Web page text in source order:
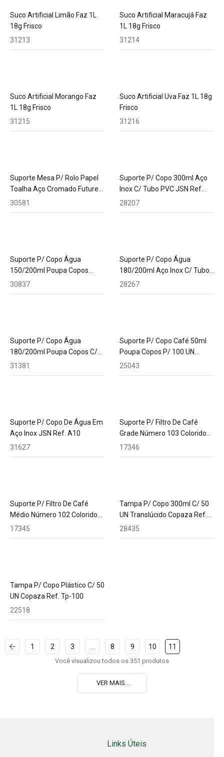
Suco Artificial Limão Faz 1L
18g Frisco
31213
Suco Artificial Maracujá Faz
1L 18g Frisco
31214
Suco Artificial Morango Faz
1L 18g Frisco
31215
Suco Artificial Uva Faz 1L 18g
Frisco
31216
Suporte Mesa P/ Rolo Papel
Toalha Aço Cromado Future
Ref. 1042
30581
Suporte P/ Copo 300ml Aço
Inox C/ Tubo PVC JSN Ref.
A15
28207
Suporte P/ Copo Água
150/200ml Poupa Copos
Multi C/ Botão Fabesul
30837
Suporte P/ Copo Água
180/200ml Aço Inox C/ Tubo
PVC JSN Ref. A14
28267
Suporte P/ Copo Água
180/200ml Poupa Copos C/
Fabesul Ref.E-DPCA002M
31381
Suporte P/ Copo Café 50ml
Poupa Copos P/ 100 UN
Branco Fabesul
25043
Suporte P/ Copo De Água Em
Aço Inox JSN Ref. A10
31627
Suporte P/ Filtro De Café
Grade Número 103 Colorido
Melitta
17346
Suporte P/ Filtro De Café
Médio Número 102 Colorido
Melitta
17345
Tampa P/ Copo 300ml C/ 50
UN Translúcido Copaza Ref.
Tc-300
28435
Tampa P/ Copo Plástico C/ 50
UN Copaza Ref. Tp-100
22518
1 2 3 8 9 10 11
Você visualizou todos os 351 produtos
VER MAIS...
Links Úteis